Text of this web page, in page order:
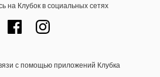
на Клубок в социальных сетях
с помощью приложений Клубка